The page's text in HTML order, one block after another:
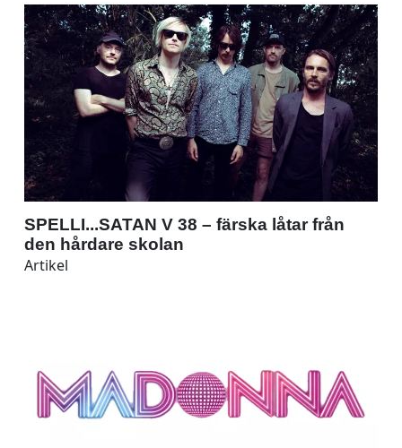
SPELLI...SATAN V 38 – färska låtar från
den hårdare skolan
Artikel